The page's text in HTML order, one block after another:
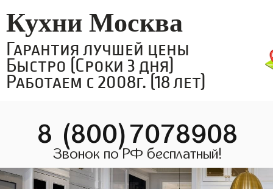
Кухни Москва
Гарантия лучшей цены
Быстро (Сроки 3 дня)
Работаем с 2008г. (18 лет)
8 (800)7078908
Звонок по РФ бесплатный!